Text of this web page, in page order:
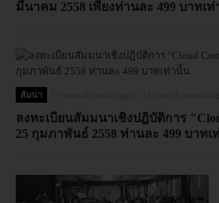
มีนาคม 2558 เพียงท่านละ 499 บาทเ
สัมนา
ลงทะเบียนสัมมนาเชิงปฎิบัติการ
25 กุมภาพันธ์ 2558 ท่านละ 499 บาทเ